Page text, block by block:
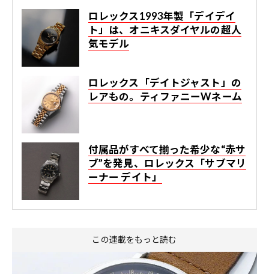
ロレックス1993年製「デイデイ
ト」は、オニキスダイヤルの超人
気モデル
ロレックス「デイトジャスト」の
レアもの。ティファニーWネーム
付属品がすべて揃った希少な“赤サ
ブ”を発見、ロレックス「サブマリ
ーナー デイト」
この連載をもっと読む